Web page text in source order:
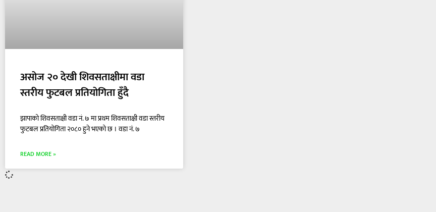
असोज २० देखी शिवसताक्षीमा वडा
स्तरीय फुटबल प्रतियोगिता हुँदै
झापाको शिवसताक्षी वडा नं. ७ मा प्रथम शिवसताक्षी वडा स्तरीय
फुटबल प्रतियोगिता २०८० हुने भएको छ । वडा नं. ७
READ MORE »